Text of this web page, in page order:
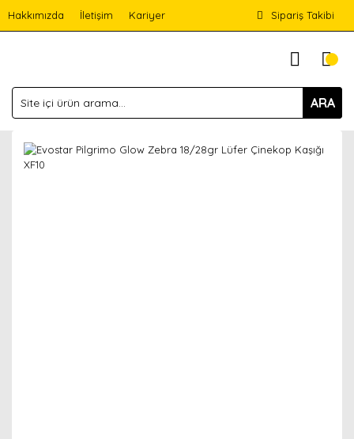
Hakkımızda İletişim Kariyer Sipariş Takibi
ARA